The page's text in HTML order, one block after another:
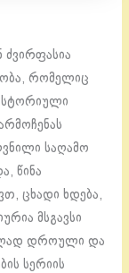
რომელიც
საღამო
წინა
ცხადი ხდება,
მსგავსი
დროული და
სერიის